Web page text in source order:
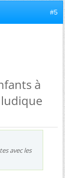
#5
à
avec les